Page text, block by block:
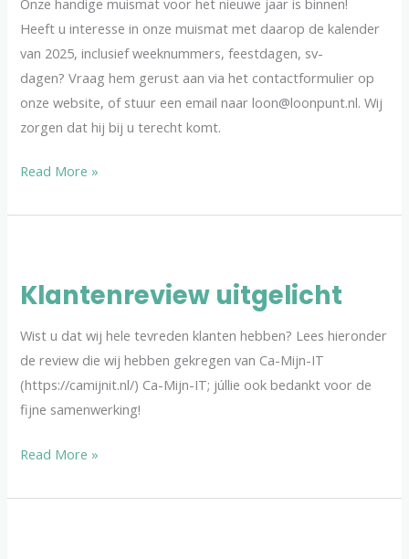
Heeft u interesse in onze muismat met daarop de kalender
van 2025, inclusief weeknummers, feestdagen, sv-
dagen? Vraag hem gerust aan via het contactformulier op
onze website, of stuur een email naar loon@loonpunt.nl. Wij
zorgen dat hij bij u terecht komt.
Read More »
Klantenreview uitgelicht
Wist u dat wij hele tevreden klanten hebben? Lees hieronder
de review die wij hebben gekregen van Ca-Mijn-IT
(https://camijnit.nl/) Ca-Mijn-IT; júllie ook bedankt voor de
fijne samenwerking!
Read More »